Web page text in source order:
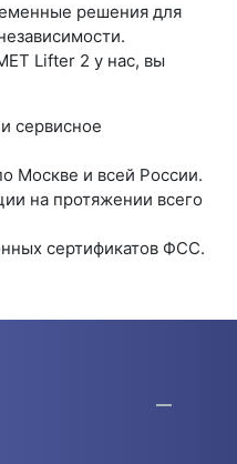
решения для
Lifter 2 у нас, вы
сервисное
Москве и всей России.
на протяжении всего
сертификатов ФСС.